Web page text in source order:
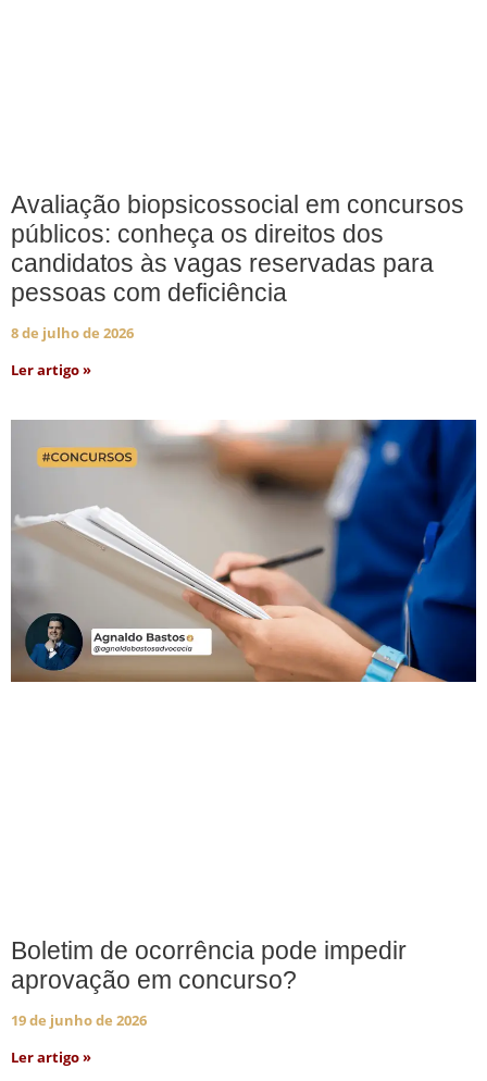
Avaliação biopsicossocial em concursos
públicos: conheça os direitos dos
candidatos às vagas reservadas para
pessoas com deficiência
8 de julho de 2026
Ler artigo »
Boletim de ocorrência pode impedir
aprovação em concurso?
19 de junho de 2026
Ler artigo »